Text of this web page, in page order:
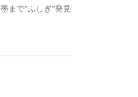
まで”ふしぎ”発見